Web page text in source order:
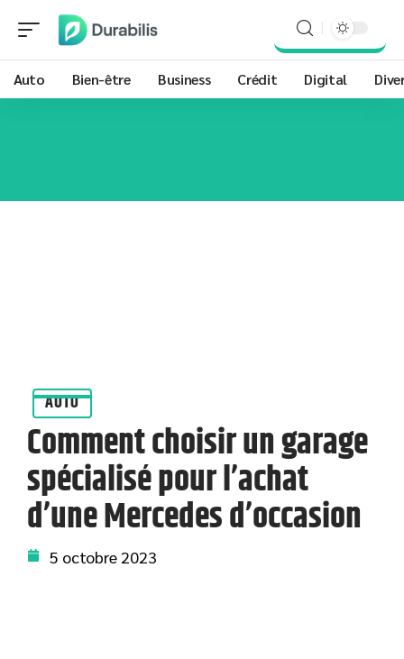
Auto Bien-être Business Crédit Digital
AUTO
Comment choisir un garage
spécialisé pour l’achat
d’une Mercedes d’occasion
5 octobre 2023